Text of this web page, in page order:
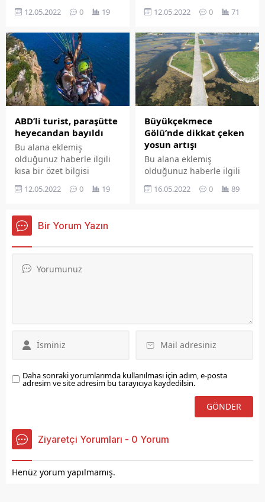
ekleyebilirsiniz. Bu metin
sayfasında "Özet"
bölümünden eklenebilir.
Özet eklenmişse başlık
altında kalın olarak bu
şekilde gösterilir,
eklenmemişse bu alan boş
12.05.2022 0 19
ekleyebilirsiniz. Bu metin
sayfasında "Özet"
bölümünden eklenebilir.
Özet eklenmişse başlık
altında kalın olarak bu
şekilde gösterilir,
eklenmemişse bu alan boş
12.05.2022 0 71
ABD’li turist, paraşütte
heyecandan bayıldı
Bu alana eklemiş
olduğunuz haberle ilgili
kısa bir özet bilgisi
yazı düzenleme
bölümünden eklenebilir.
Özet eklenmişse başlık
eklenmemişse bu alan boş
12.05.2022 0 19
Büyükçekmece
Gölü’nde dikkat çeken
yosun artışı
Bu alana eklemiş
olduğunuz haberle ilgili
ekleyebilirsiniz. Bu metin
16.05.2022 0 89
Bir Yorum Yazın
Daha sonraki yorumlarımda kullanılması için adım, e-posta
adresim ve site adresim bu tarayıcıya kaydedilsin.
Ziyaretçi Yorumları - 0 Yorum
Henüz yorum yapılmamış.